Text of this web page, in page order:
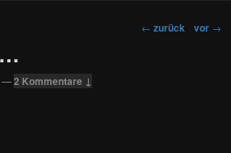
Beitragsnavigation
← zurück vor →
—2 Kommentare ↓